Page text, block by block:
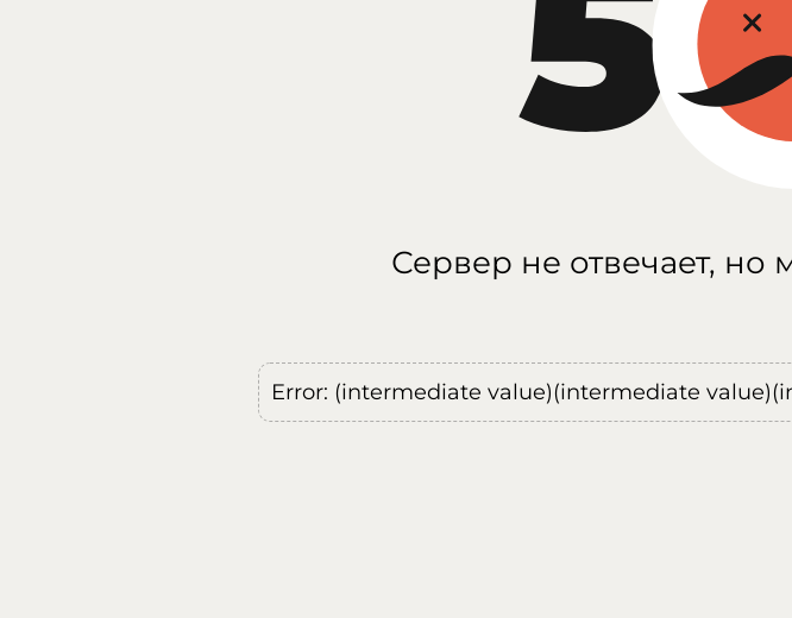
Сервер не отвечает, но
Error: (intermediate value)(intermediate